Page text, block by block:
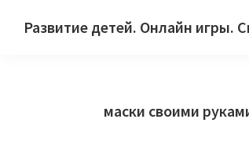
Развитие детей. Онлайн игры.
маски своими